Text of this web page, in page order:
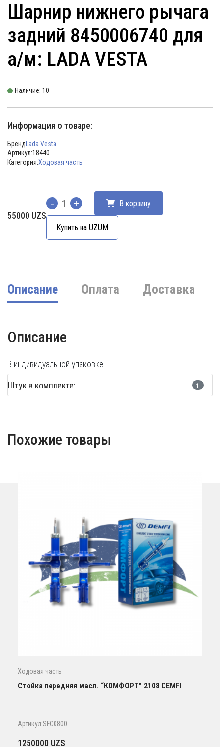
Шарнир нижнего рычага
задний 8450006740 для
а/м: LADA VESTA
Наличие: 10
Информация о товаре:
Бренд Lada Vesta
Артикул:18440
Категория:Ходовая часть
55000 UZS
Количество В корзину
Купить на UZUM
Описание Оплата Доставка
Описание
В индивидуальной упаковке
Штук в комплекте: 1
Похожие товары
Ходовая часть
Стойка передняя масл. “КОМФОРТ” 2108 DEMFI
Артикул:SFC0800
1250000 UZS